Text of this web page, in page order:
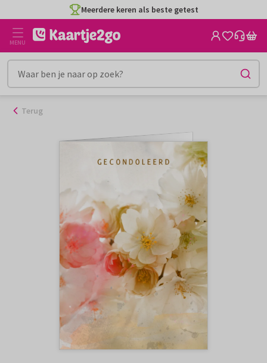
naar
inhoud
Meerdere keren als beste getest
MENU
Terug